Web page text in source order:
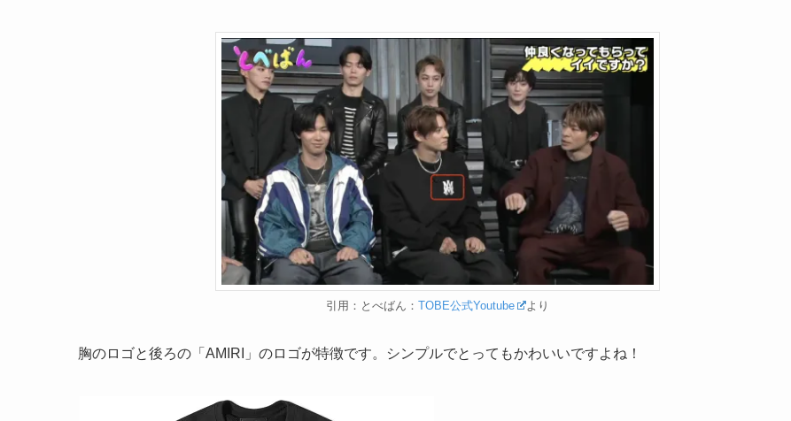
引用：とべばん： TOBE公式Youtube より
胸のロゴと後ろの「AMIRI」のロゴが特徴です。シンプルでとってもかわいいですよね！